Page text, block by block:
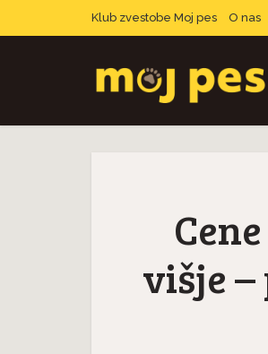
Klub zvestobe Moj pes O nas
višje